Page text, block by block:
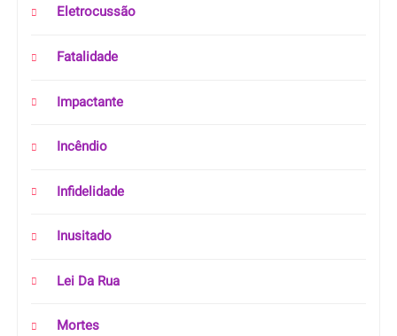
Eletrocussão
Fatalidade
Impactante
Incêndio
Infidelidade
Inusitado
Lei Da Rua
Mortes